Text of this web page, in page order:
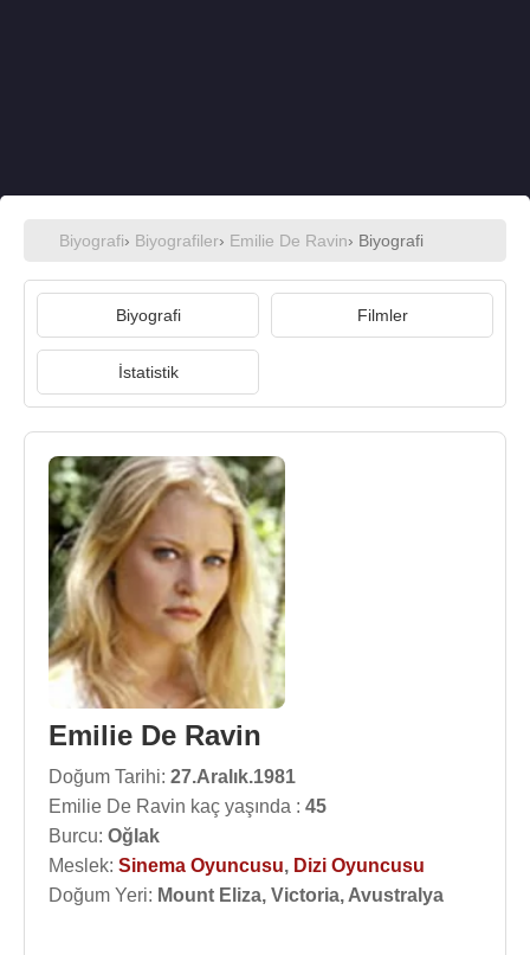
Biyografi› Biyografiler› Emilie De Ravin› Biyografi
Biyografi Filmler
İstatistik
Emilie De Ravin
Doğum Tarihi: 27.Aralık.1981
Emilie De Ravin kaç yaşında : 45
Burcu: Oğlak
Meslek: Sinema Oyuncusu, Dizi Oyuncusu
Doğum Yeri: Mount Eliza, Victoria, Avustralya